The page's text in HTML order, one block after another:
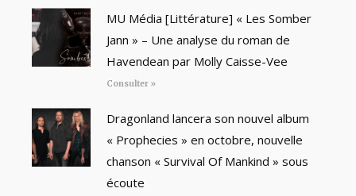
MU Média [Littérature] « Les Somber
Jann » – Une analyse du roman de
Havendean par Molly Caisse-Vee
Consulter »
Dragonland lancera son nouvel album
« Prophecies » en octobre, nouvelle
chanson « Survival Of Mankind » sous
écoute